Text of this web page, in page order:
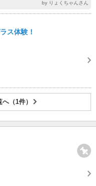
by りょくちゃんさん
ス体験！
（1件）